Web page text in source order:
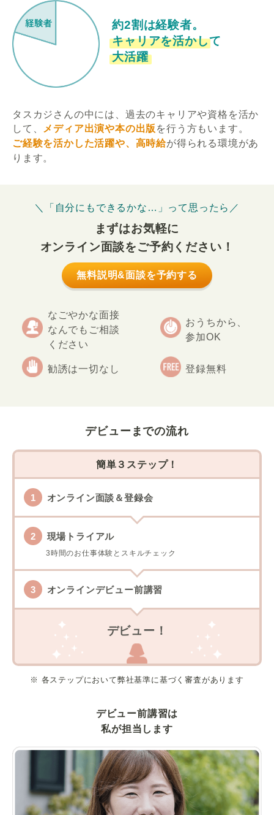
約2割は経験者。
キャリアを活かして
大活躍
タスカジさんの中には、過去のキャリアや資格を活か
して、
メディア出演や本の出版 を行う方もいます。
ご経験を活かした活躍や、高時給が得られる環境があ
ります。
＼「自分にもできるかな…」って思ったら／
まずはお気軽に
オンライン面談をご予約ください！
無料説明&面談を予約する
なごやかな面接
なんでもご相談
ください
おうちから、
参加OK
勧誘は一切なし 登録無料
デビューまでの流れ
簡単３ステップ！
オンライン面談＆登録会
現場トライアル
3時間のお仕事体験とスキルチェック
オンラインデビュー前講習
デビュー！
※ 各ステップにおいて弊社基準に基づく審査があります
デビュー前講習は
私が担当します